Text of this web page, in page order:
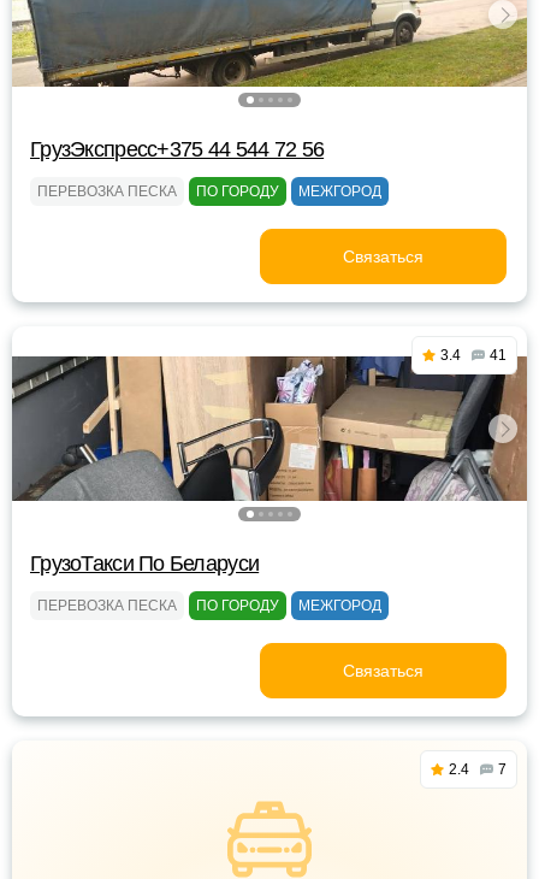
ГрузЭкспресс+375 44 544 72 56
ПЕРЕВОЗКА ПЕСКА ПО ГОРОДУ МЕЖГОРОД
Связаться
3.4 41
ГрузоТакси По Беларуси
ПЕРЕВОЗКА ПЕСКА ПО ГОРОДУ МЕЖГОРОД
Связаться
2.4 7